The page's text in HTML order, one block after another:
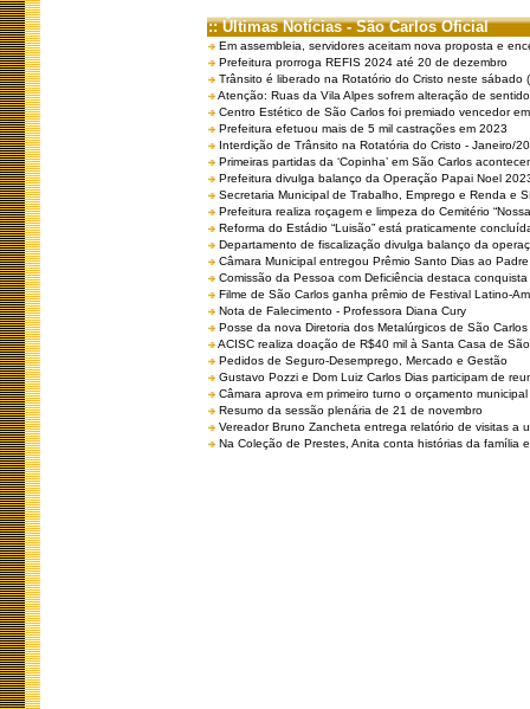
:: Últimas Notícias - São Carlos Oficial
Em assembleia, servidores aceitam nova proposta e
Prefeitura prorroga REFIS 2024 até 20 de dezembro
Trânsito é liberado na Rotatório do Cristo neste sábado
Atenção: Ruas da Vila Alpes sofrem alteração de
Centro Estético de São Carlos foi premiado vencedor
Prefeitura efetuou mais de 5 mil castrações em 2023
Interdição de Trânsito na Rotatória do Cristo - Janeiro/
Primeiras partidas da ‘Copinha’ em São Carlos
Prefeitura divulga balanço da Operação Papai Noel
Secretaria Municipal de Trabalho, Emprego e Renda e
Prefeitura realiza roçagem e limpeza do Cemitério
Reforma do Estádio “Luisão” está praticamente
Departamento de fiscalização divulga balanço da
Câmara Municipal entregou Prêmio Santo Dias ao
Comissão da Pessoa com Deficiência destaca
Filme de São Carlos ganha prêmio de Festival Latino-
Nota de Falecimento - Professora Diana Cury
Posse da nova Diretoria dos Metalúrgicos de São
ACISC realiza doação de R$40 mil à Santa Casa de
Pedidos de Seguro-Desemprego, Mercado e Gestão
Gustavo Pozzi e Dom Luiz Carlos Dias participam de
Câmara aprova em primeiro turno o orçamento
Resumo da sessão plenária de 21 de novembro
Vereador Bruno Zancheta entrega relatório de visitas a
Na Coleção de Prestes, Anita conta histórias da família